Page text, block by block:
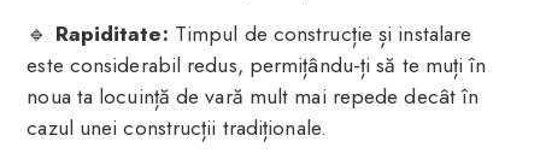
🔹 Rapiditate: Timpul de construcție și instalare
este considerabil redus, permițându-ți să te muți în
noua ta locuință de vară mult mai repede decât în
cazul unei construcții tradiționale.